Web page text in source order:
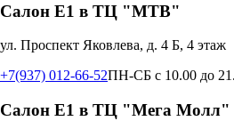
Салон Е1 в ТЦ "МТВ"
ул. Проспект Яковлева, д. 4 Б, 4 этаж
+7(937) 012-66-52ПН-СБ с 10.00 до
Салон Е1 в ТЦ "Мега Молл"